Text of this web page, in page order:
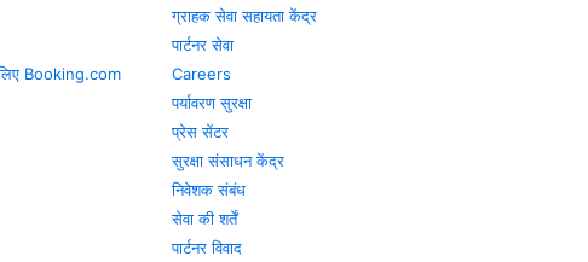
Booking.com
ग्राहक सेवा सहायता केंद्र
पार्टनर सेवा
Careers
पर्यावरण सुरक्षा
प्रेस सेंटर
सुरक्षा संसाधन केंद्र
निवेशक संबंध
सेवा की शर्तें
पार्टनर विवाद